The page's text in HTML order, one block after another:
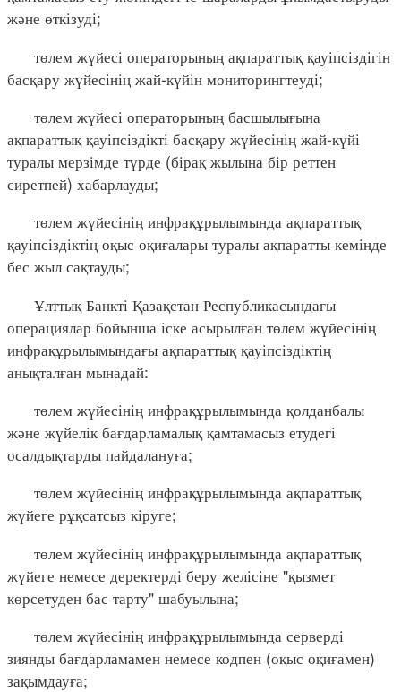
және өткізуді;
төлем жүйесі операторының ақпараттық қауіпсіздігін
басқару жүйесінің жай-күйін мониторингтеуді;
төлем жүйесі операторының басшылығына
ақпараттық қауіпсіздікті басқару жүйесінің жай-күйі
туралы мерзімде түрде (бірақ жылына бір реттен
сиретпей) хабарлауды;
төлем жүйесінің инфрақұрылымында ақпараттық
қауіпсіздіктің оқыс оқиғалары туралы ақпаратты кемінде
бес жыл сақтауды;
Ұлттық Банкті Қазақстан Республикасындағы
операциялар бойынша іске асырылған төлем жүйесінің
инфрақұрылымындағы ақпараттық қауіпсіздіктің
анықталған мынадай:
төлем жүйесінің инфрақұрылымында қолданбалы
және жүйелік бағдарламалық қамтамасыз етудегі
осалдықтарды пайдалануға;
төлем жүйесінің инфрақұрылымында ақпараттық
жүйеге рұқсатсыз кіруге;
төлем жүйесінің инфрақұрылымында ақпараттық
жүйеге немесе деректерді беру желісіне "қызмет
көрсетуден бас тарту" шабуылына;
төлем жүйесінің инфрақұрылымында серверді
зиянды бағдарламамен немесе кодпен (оқыс оқиғамен)
зақымдауға;